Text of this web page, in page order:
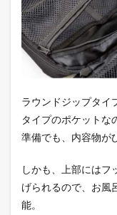
ラウンドジップタイ
タイプのポケットな
準備でも、内容物が
しかも、上部にはフ
げられるので、お風
能。